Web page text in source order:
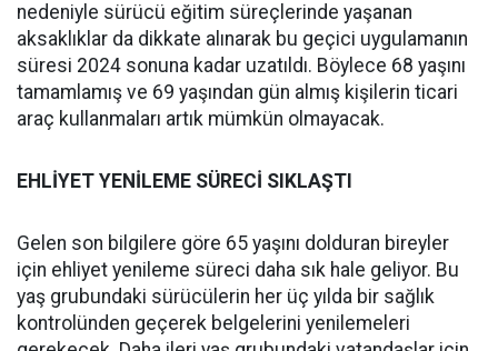
nedeniyle sürücü eğitim süreçlerinde yaşanan
aksaklıklar da dikkate alınarak bu geçici uygulamanın
süresi 2024 sonuna kadar uzatıldı. Böylece 68 yaşını
tamamlamış ve 69 yaşından gün almış kişilerin ticari
araç kullanmaları artık mümkün olmayacak.
EHLİYET YENİLEME SÜRECİ SIKLAŞTI
Gelen son bilgilere göre 65 yaşını dolduran bireyler
için ehliyet yenileme süreci daha sık hale geliyor. Bu
yaş grubundaki sürücülerin her üç yılda bir sağlık
kontrolünden geçerek belgelerini yenilemeleri